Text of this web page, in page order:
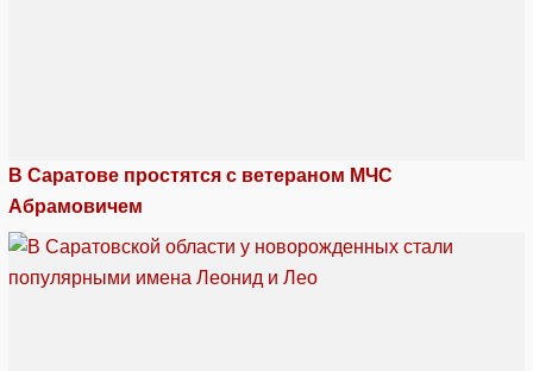
В Саратове простятся с ветераном МЧС
Абрамовичем